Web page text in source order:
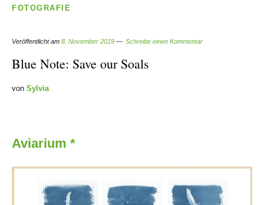
FOTOGRAFIE
Veröffentlicht am 8. November 2019 Schreibe einen Kommentar
Blue Note: Save our Soals
von Sylvia
Aviarium *